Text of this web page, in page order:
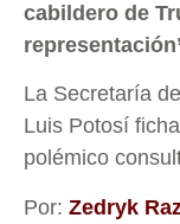
cabildero de
La Secretaría
Luis Potosí
polémico
Por: Zedryk